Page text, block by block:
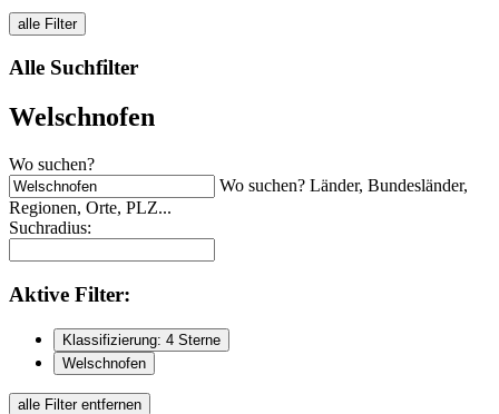
alle Filter
Alle Suchfilter
Welschnofen
Wo suchen?
Wo suchen? Länder, Bundesländer,
Regionen, Orte, PLZ...
Suchradius:
Aktive Filter:
Klassifizierung: 4 Sterne
Welschnofen
alle Filter entfernen